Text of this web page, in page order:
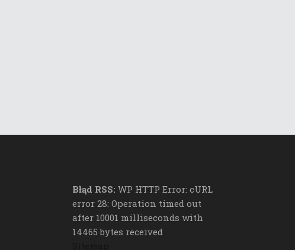
Błąd RSS: WP HTTP Error: cURL
error 28: Operation timed out
after 10001 milliseconds with
14465 bytes received